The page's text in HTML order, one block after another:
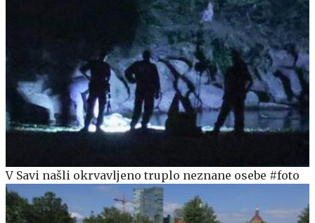
V Savi našli okrvavljeno truplo neznane osebe #foto